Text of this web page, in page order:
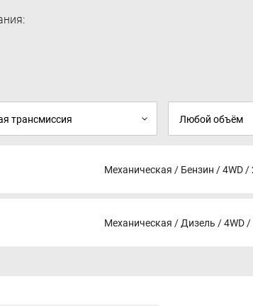
6 динамиков
Мультимедийная система MP5
Механическая / Бензин / 4WD /
Механическая / Дизель / 4WD /